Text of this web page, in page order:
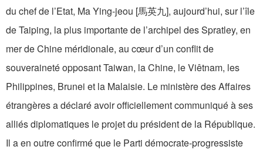
du chef de l’Etat, Ma Ying-jeou [馬英九], aujourd’hui, sur l’île
de Taiping, la plus importante de l’archipel des Spratley, en
mer de Chine méridionale, au cœur d’un conflit de
souveraineté opposant Taiwan, la Chine, le Viêtnam, les
Philippines, Brunei et la Malaisie. Le ministère des Affaires
étrangères a déclaré avoir officiellement communiqué à ses
alliés diplomatiques le projet du président de la République.
Il a en outre confirmé que le Parti démocrate-progressiste